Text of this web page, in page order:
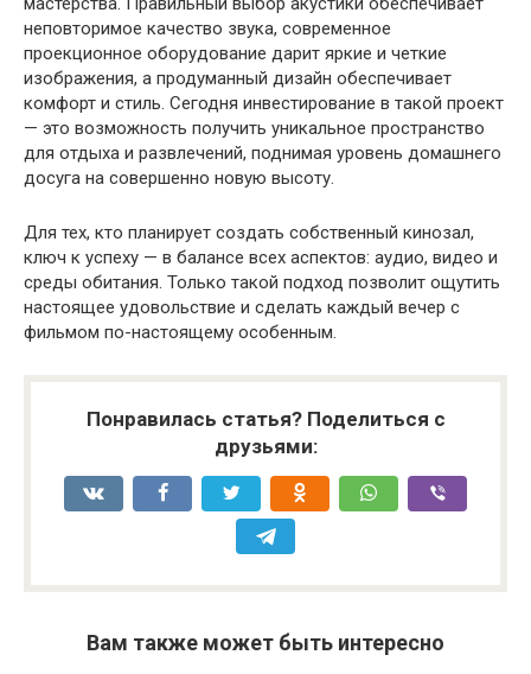
неповторимое качество звука, современное
проекционное оборудование дарит яркие и четкие
изображения, а продуманный дизайн обеспечивает
комфорт и стиль. Сегодня инвестирование в такой проект
— это возможность получить уникальное пространство
для отдыха и развлечений, поднимая уровень домашнего
досуга на совершенно новую высоту.
Для тех, кто планирует создать собственный кинозал,
ключ к успеху — в балансе всех аспектов: аудио, видео и
среды обитания. Только такой подход позволит ощутить
настоящее удовольствие и сделать каждый вечер с
фильмом по-настоящему особенным.
Понравилась статья? Поделиться с
друзьями:
Вам также может быть интересно